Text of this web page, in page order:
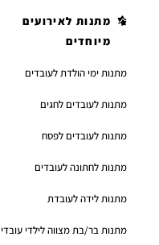
מתנות לאירועים
מיוחדים
מתנות ימי הולדת לעובדים
מתנות לעובדים לחגים
מתנות לעובדים לפסח
מתנות לחתונה לעובדים
מתנות לידה לעובדת
מתנות בר/בת מצווה לילדי